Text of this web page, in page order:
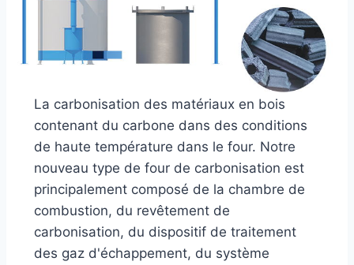
La carbonisation des matériaux en bois
contenant du carbone dans des conditions
de haute température dans le four. Notre
nouveau type de four de carbonisation est
principalement composé de la chambre de
combustion, du revêtement de
carbonisation, du dispositif de traitement
des gaz d'échappement, du système